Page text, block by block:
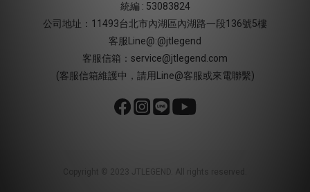
統編 : 53083824
公司地址：11493台北市內湖區內湖路一段136號5樓
客服Line@:@jtlegend
客服信箱：service@jtlegend.com
(客服信箱維護中，請用Line@客服或來電聯繫)
Copyright © 2023 JTLEGEND. All rights reserved.